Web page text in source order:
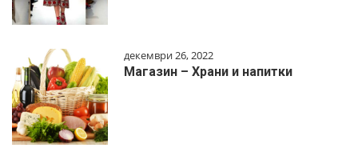
декември 26, 2022
Магазин – Храни и напитки